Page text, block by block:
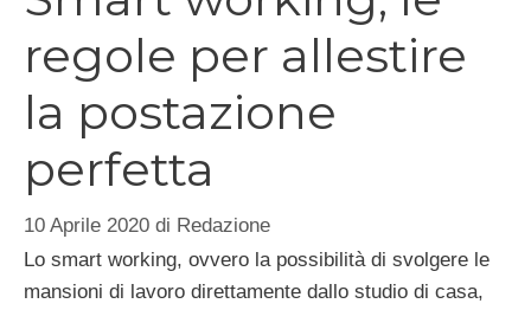
regole per allestire
la postazione
perfetta
10 Aprile 2020 di Redazione
Lo smart working, ovvero la possibilità di svolgere le
mansioni di lavoro direttamente dallo studio di casa,